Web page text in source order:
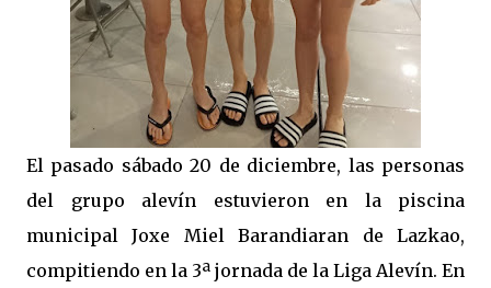
El pasado sábado 20 de diciembre, las personas
del grupo alevín estuvieron en la piscina
municipal Joxe Miel Barandiaran de Lazkao,
compitiendo en la 3ª jornada de la Liga Alevín. En